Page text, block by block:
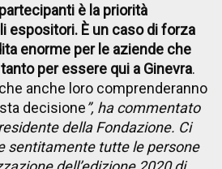
è la priorità
espositori. È un caso di forza
enorme per le aziende che
per essere qui a Ginevra.
anche loro comprenderanno
decisione”, ha commentato
della Fondazione. Ci
sentitamente tutte le persone